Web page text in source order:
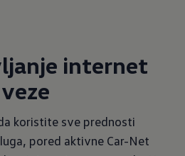
internet
veze
koristite sve prednosti
pored aktivne Car-Net